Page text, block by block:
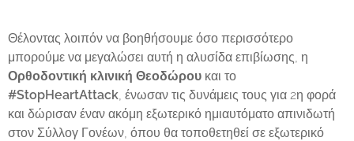
Θέλοντας λοιπόν να βοηθήσουμε όσο περισσότερο
μπορούμε να μεγαλώσει αυτή η αλυσίδα επιβίωσης, η
Ορθοδοντική κλινική Θεοδώρου και το
#StopHeartAttack , ένωσαν τις δυνάμεις τους για 2η φορά
και δώρισαν έναν ακόμη εξωτερικό ημιαυτόματο απινιδωτή
στον Σύλλογ Γονέων, όπου θα τοποθετηθεί σε εξωτερικό